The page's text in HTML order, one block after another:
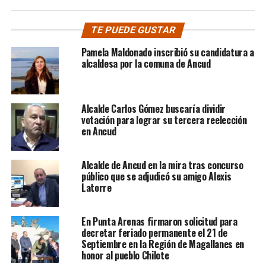
TE PUEDE GUSTAR
Pamela Maldonado inscribió su candidatura a
alcaldesa por la comuna de Ancud
Alcalde Carlos Gómez buscaría dividir
votación para lograr su tercera reelección
en Ancud
Alcalde de Ancud en la mira tras concurso
público que se adjudicó su amigo Alexis
Latorre
En Punta Arenas firmaron solicitud para
decretar feriado permanente el 21 de
Septiembre en la Región de Magallanes en
honor al pueblo Chilote